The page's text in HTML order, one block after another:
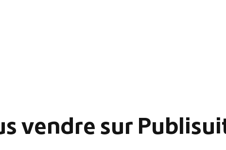
vendre sur